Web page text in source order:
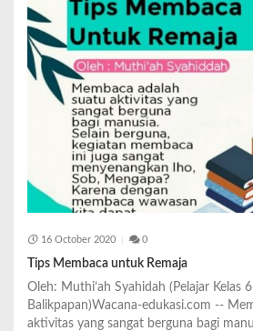
16 October 2020 0
Tips Membaca untuk Remaja
Oleh: Muthi’ah Syahidah (Pelajar Kelas
Balikpapan)Wacana-edukasi.com --
aktivitas yang sangat berguna bagi